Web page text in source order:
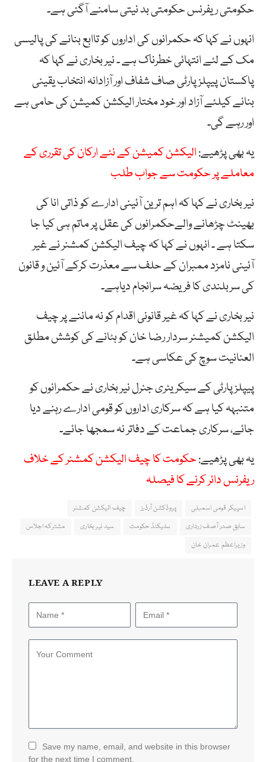
حکومتی ریفرنس حکومتی بد نیتی سامنے آگئی ہے۔
انہوں نے کہا کہ حکمرانوں کی اداروں کو تاابع بنانے کی پالیسی
مک کے لئے انتہائی خطرناک ہے ۔ نیر بخاری نے کہا کہ
پاکستان پیپلز پارٹی صاف شفاف اور آزادانہ انتخاب یقینی
بنانے کیلئے آزاد اور خود مختار الیکشن کمیشن کی حامی ہے
اور رہے گی۔
یہ بھی پڑھیے:الیکشن کمیشن کے نئے ارکان کی تقرری کے
معاملے پر حکومت سے جواب طلب
نیر بخاری نے کہا کہ اہم ترین آئینی ادارے کو ذاتی انا کی
بھینٹ چڑھانے والےحکمرانوں کی عقل پر ماتم ہی کیا جا
سکتا ہے ۔ انہوں نے کہا کہ چیف الیکشن کمشنر نے غیر
آئینی نامزد ممبران کے حلف سے معذرت کرکے آئین و قانون
کی سربلندی کا فریضہ سرانجام دیاہے۔
نیر بخاری نے کہا کہ غیر قانونی اقدام کو نہ ماننے پر چیف
الیکشن کمیشنر سردار رضا خان کو ہٹانے کی کوشش مطلق
العنانیت سوچ کی عکاسی ہے۔
پیپلزپارٹی کے سیکریٹری جنرل نیر بخاری نے حکمرانوں کو
متنبہہ کیا ہے کہ سرکاری اداروں کو قومی ادارے رہنے دیا
جائے، سرکاری جماعت کے دفاتر نہ سمجھا جائے۔
یہ بھی پڑھیے:حکومت کا چیف الیکشن کمشنر کے خلاف
ریفرنس دائر کرنے کا فیصلہ
اسپیکر قومی اسمبلی پروڈکشن آرڈرز
چیف الیکشن کمشنر
سابق صدر آصف زرداری
سلیکٹڈ حکومت سید نیر بخاری
مشترکہ اجلاس
وزیراعظم عمران خان
LEAVE A REPLY
Save my name, email, and website in this browser
for the next time I comment.